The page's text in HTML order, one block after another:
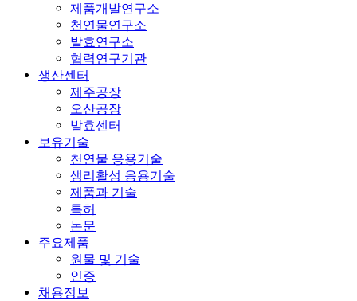
제품개발연구소
천연물연구소
발효연구소
협력연구기관
생산센터
제주공장
오산공장
발효센터
보유기술
천연물 응용기술
생리활성 응용기술
제품과 기술
특허
논문
주요제품
원물 및 기술
인증
채용정보